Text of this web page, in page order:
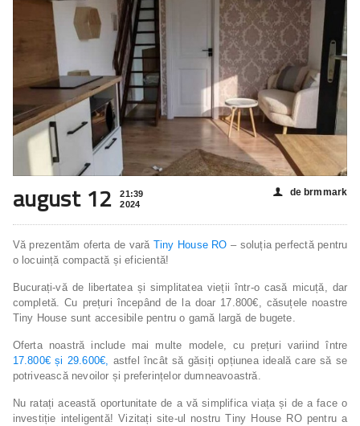
august 12
21:39
2024
👤 de brmmark
Vă prezentăm oferta de vară Tiny House RO – soluția perfectă pentru
o locuință compactă și eficientă!
Bucurați-vă de libertatea și simplitatea vieții într-o casă micuță, dar
completă. Cu prețuri începând de la doar 17.800€, căsuțele noastre
Tiny House sunt accesibile pentru o gamă largă de bugete.
Oferta noastră include mai multe modele, cu prețuri variind între
17.800€ și 29.600€, astfel încât să găsiți opțiunea ideală care să se
potrivească nevoilor și preferințelor dumneavoastră.
Nu ratați această oportunitate de a vă simplifica viața și de a face o
investiție inteligentă! Vizitați site-ul nostru Tiny House RO pentru a